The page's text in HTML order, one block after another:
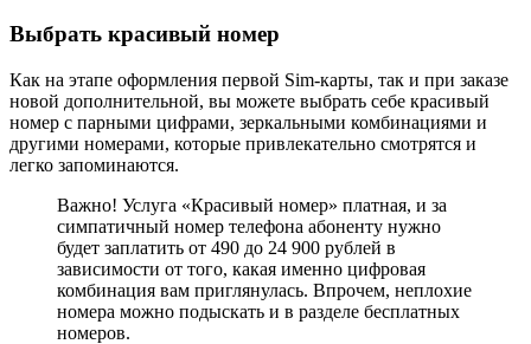
Выбрать красивый номер
Как на этапе оформления первой Sim-карты, так и при заказе
новой дополнительной, вы можете выбрать себе красивый
номер с парными цифрами, зеркальными комбинациями и
другими номерами, которые привлекательно смотрятся и
легко запоминаются.
Важно! Услуга «Красивый номер» платная, и за
симпатичный номер телефона абоненту нужно
будет заплатить от 490 до 24 900 рублей в
зависимости от того, какая именно цифровая
комбинация вам приглянулась. Впрочем, неплохие
номера можно подыскать и в разделе бесплатных
номеров.